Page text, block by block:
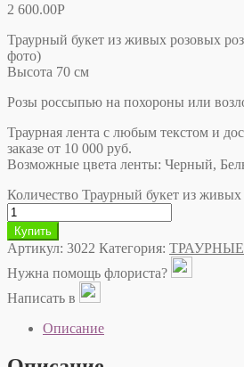
2 600.00Р
Траурный букет из живых розовых
фото)
Высота 70 см
Розы россыпью на похороны или
Траурная лента с любым текстом и
заказе от 10 000 руб.
Возможные цвета ленты: Черный,
Количество Траурный букет из живых
Купить
Артикул: 3022 Категория:
Нужна помощь флориста?
Написать в
Описание